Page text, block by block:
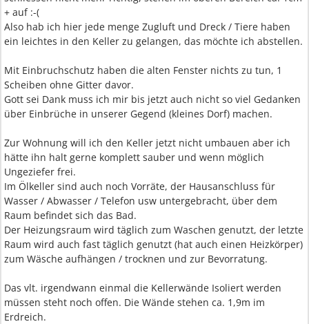
+ auf :-(
Also hab ich hier jede menge Zugluft und Dreck / Tiere haben
ein leichtes in den Keller zu gelangen, das möchte ich abstellen.
Mit Einbruchschutz haben die alten Fenster nichts zu tun, 1
Scheiben ohne Gitter davor.
Gott sei Dank muss ich mir bis jetzt auch nicht so viel Gedanken
über Einbrüche in unserer Gegend (kleines Dorf) machen.
Zur Wohnung will ich den Keller jetzt nicht umbauen aber ich
hätte ihn halt gerne komplett sauber und wenn möglich
Ungeziefer frei.
Im Ölkeller sind auch noch Vorräte, der Hausanschluss für
Wasser / Abwasser / Telefon usw untergebracht, über dem
Raum befindet sich das Bad.
Der Heizungsraum wird täglich zum Waschen genutzt, der letzte
Raum wird auch fast täglich genutzt (hat auch einen Heizkörper)
zum Wäsche aufhängen / trocknen und zur Bevorratung.
Das vlt. irgendwann einmal die Kellerwände Isoliert werden
müssen steht noch offen. Die Wände stehen ca. 1,9m im
Erdreich.